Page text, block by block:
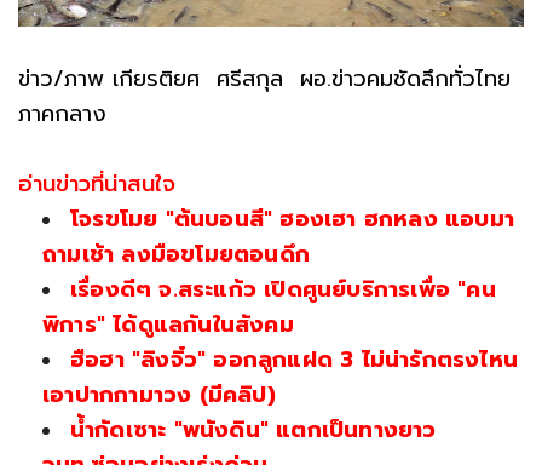
ข่าว/ภาพ เกียรติยศ ศรีสกุล ผอ.ข่าวคมชัดลึกทั่วไทย
ภาคกลาง
อ่านข่าวที่น่าสนใจ
โจรขโมย "ต้นบอนสี" ฮองเฮา ฮกหลง แอบมา
ถามเช้า ลงมือขโมยตอนดึก
เรื่องดีๆ จ.สระแก้ว เปิดศูนย์บริการเพื่อ "คน
พิการ" ได้ดูแลกันในสังคม
ฮือฮา "ลิงจิ๋ว" ออกลูกแฝด 3 ไม่น่ารักตรงไหน
เอาปากกามาวง (มีคลิป)
น้ำกัดเซาะ "พนังดิน" แตกเป็นทางยาว